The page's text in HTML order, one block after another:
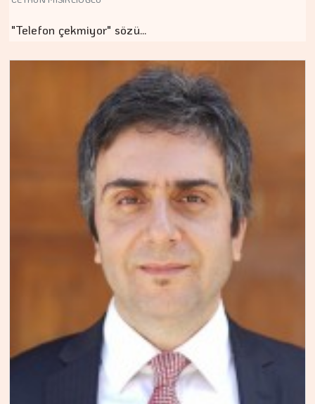
"Telefon çekmiyor" sözü…